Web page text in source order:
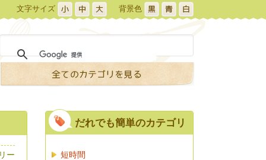
文字サイズ 背景色
ー
だれでも簡単のカテゴリ
短時間